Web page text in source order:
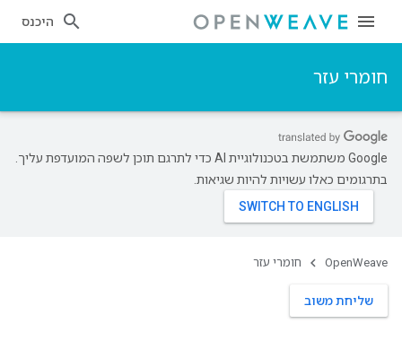
היכנס
חומרי עזר
‫Google משתמשת בטכנולוגיית AI כדי לתרגם תוכן לשפה המועדפת עליך.
בתרגומים כאלו עשויות להיות שגיאות.
OpenWeave חומרי עזר
שליחת משוב